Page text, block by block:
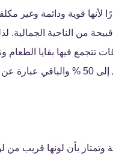
لأنها قوية ودائمة وغير
قبيحة من الناحية
تتجمع فيها بقايا
ممزوجة معًا بحيث يكون نصفها زئبق
بأن لونها قريب من